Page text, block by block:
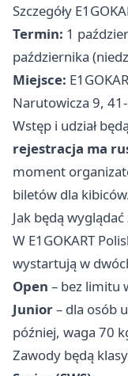
Szczegóły
Termin: 1
października
Miejsce:
Narutowicza 9,
Wstęp i udział
rejestracja ma
moment
biletów dla
Jak będą
W E1GOKART
wystartują w
Open – bez limitu
Junior– dla osób
później, waga 70
Zawody będą